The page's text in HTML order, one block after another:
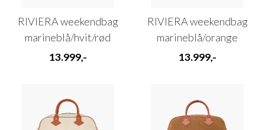
RIVIERA weekendbag
marineblå/hvit/rød
13.999,-
RIVIERA weekendbag
marineblå/orange
13.999,-